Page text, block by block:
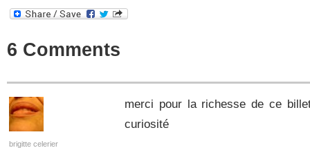
6 Comments
brigitte celerier
merci pour la richesse de ce
curiosité